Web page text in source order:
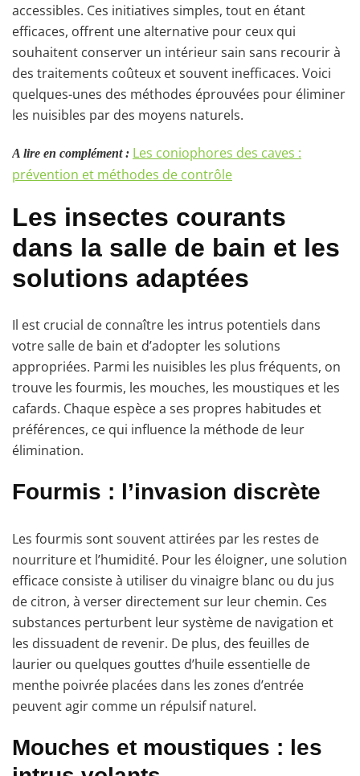
accessibles. Ces initiatives simples, tout en étant
efficaces, offrent une alternative pour ceux qui
souhaitent conserver un intérieur sain sans recourir à
des traitements coûteux et souvent inefficaces. Voici
quelques-unes des méthodes éprouvées pour éliminer
les nuisibles par des moyens naturels.
A lire en complément : Les coniophores des caves :
prévention et méthodes de contrôle
Les insectes courants
dans la salle de bain et les
solutions adaptées
Il est crucial de connaître les intrus potentiels dans
votre salle de bain et d’adopter les solutions
appropriées. Parmi les nuisibles les plus fréquents, on
trouve les fourmis, les mouches, les moustiques et les
cafards. Chaque espèce a ses propres habitudes et
préférences, ce qui influence la méthode de leur
élimination.
Fourmis : l’invasion discrète
Les fourmis sont souvent attirées par les restes de
nourriture et l’humidité. Pour les éloigner, une solution
efficace consiste à utiliser du vinaigre blanc ou du jus
de citron, à verser directement sur leur chemin. Ces
substances perturbent leur système de navigation et
les dissuadent de revenir. De plus, des feuilles de
laurier ou quelques gouttes d’huile essentielle de
menthe poivrée placées dans les zones d’entrée
peuvent agir comme un répulsif naturel.
Mouches et moustiques : les